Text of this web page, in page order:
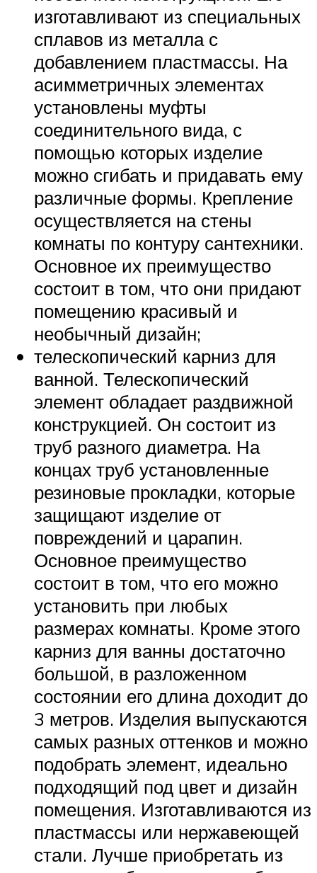
изготавливают из специальных
сплавов из металла с
добавлением пластмассы. На
асимметричных элементах
установлены муфты
соединительного вида, с
помощью которых изделие
можно сгибать и придавать ему
различные формы. Крепление
осуществляется на стены
комнаты по контуру сантехники.
Основное их преимущество
состоит в том, что они придают
помещению красивый и
необычный дизайн;
телескопический карниз для
ванной. Телескопический
элемент обладает раздвижной
конструкцией. Он состоит из
труб разного диаметра. На
концах труб установленные
резиновые прокладки, которые
защищают изделие от
повреждений и царапин.
Основное преимущество
состоит в том, что его можно
установить при любых
размерах комнаты. Кроме этого
карниз для ванны достаточно
большой, в разложенном
состоянии его длина доходит до
3 метров. Изделия выпускаются
самых разных оттенков и можно
подобрать элемент, идеально
подходящий под цвет и дизайн
помещения. Изготавливаются из
пластмассы или нержавеющей
стали. Лучше приобретать из